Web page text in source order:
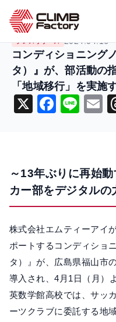
ホーム
プレスリリース 2024.04.16
コンディショニング
タ）』が、部活動の
「地域移行」を実施
X
F
b
o
k
Li
E
～13年ぶりに再始
カー部をデジタルの
株式会社エムティーアイ
ポートするコンディショ
タ）』が、広島県福山市
導入され、4月1日（月）
英数学館高校では、サッ
ーツクラブに委託する地